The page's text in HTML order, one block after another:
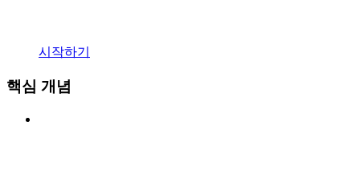
시작하기
핵심 개념